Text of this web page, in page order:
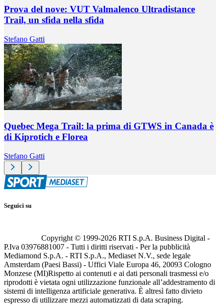
Prova del nove: VUT Valmalenco Ultradistance
Trail, un sfida nella sfida
Stefano Gatti
Quebec Mega Trail: la prima di GTWS in Canada è
di Kiprotich e Florea
Stefano Gatti
Seguici su
Copyright © 1999-2026 RTI S.p.A. Business Digital -
P.Iva 03976881007 - Tutti i diritti riservati - Per la pubblicità
Mediamond S.p.A. - RTI S.p.A., Mediaset N.V., sede legale
Amsterdam (Paesi Bassi) - Uffici Viale Europa 46, 20093 Cologno
Monzese (MI)Rispetto ai contenuti e ai dati personali trasmessi e/o
riprodotti è vietata ogni utilizzazione funzionale all’addestramento di
sistemi di intelligenza artificiale generativa. È altresì fatto divieto
espresso di utilizzare mezzi automatizzati di data scraping.